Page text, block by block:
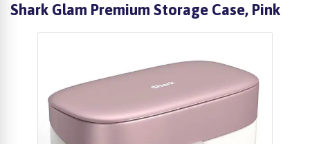
Shark Glam Premium Storage Case, Pink